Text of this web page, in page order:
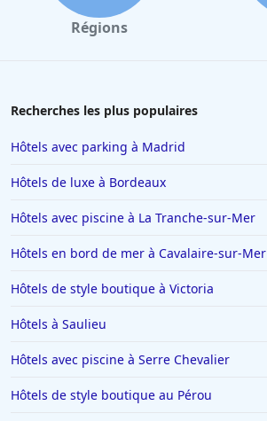
Régions
Recherches les plus populaires
Hôtels avec parking à Madrid
Hôtels de luxe à Bordeaux
Hôtels avec piscine à La Tranche-sur-Mer
Hôtels en bord de mer à Cavalaire-sur-Mer
Hôtels de style boutique à Victoria
Hôtels à Saulieu
Hôtels avec piscine à Serre Chevalier
Hôtels de style boutique au Pérou